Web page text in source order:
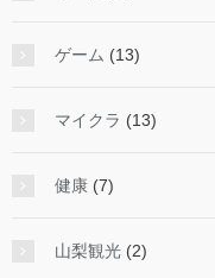
ゲーム (13)
マイクラ (13)
健康 (7)
山梨観光 (2)